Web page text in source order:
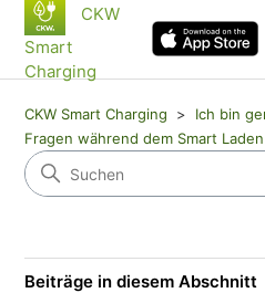
CKW
Smart
Charging
CKW Smart Charging
Ich bin
Fragen während dem Smart
Beiträge in diesem Abschnitt